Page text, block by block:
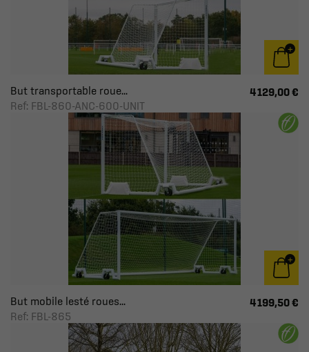
But transportable roue...
Ref: FBL-860-ANC-600-UNIT
4 129,00 €
But mobile lesté roues...
Ref: FBL-865
4 199,50 €